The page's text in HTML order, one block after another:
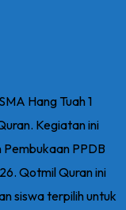
Hang Tuah 1
Kegiatan ini
PPDB
Qotmil Quran ini
siswa terpilih untuk